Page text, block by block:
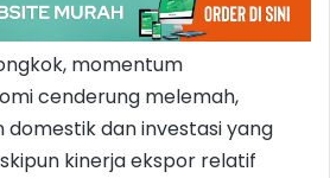
momentum
cenderung melemah,
dan investasi yang
kinerja ekspor relatif